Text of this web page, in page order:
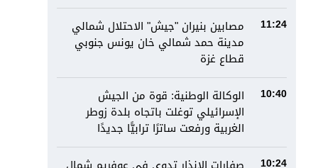
11:24
مصابين بنيران "جيش" الاحتلال شمالي
مدينة حمد شمالي خان يونس جنوبي
قطاع غزة
10:40
الوكالة الوطنية: قوة من الجيش
الإسرائيلي توغلت باتجاه بلدة زوطر
الغربية ورفعت ساترًا ترابيًّا جديدًا
10:24